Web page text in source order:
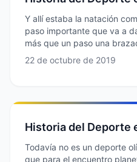
Y allí estaba la natación
paso importante que va a
más que un paso una
22 de octubre de 2019
Historia del Deporte
Todavía no es un deporte
que para el encuentro